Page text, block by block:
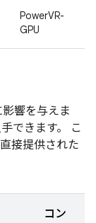
PowerVR-
GPU
響を与えま
できます。 こ
接提供された
コン